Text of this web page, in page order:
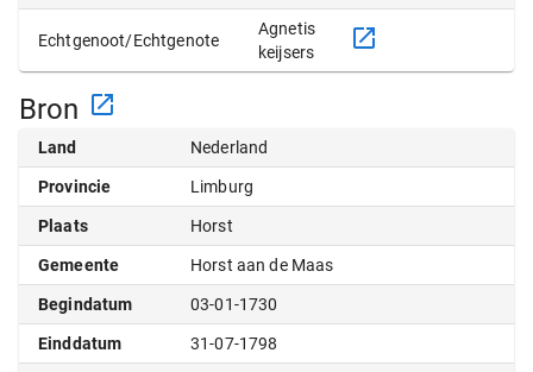
Echtgenoot/Echtgenote
Agnetis
keijsers
Bron
Land Nederland
Provincie Limburg
Plaats Horst
Gemeente Horst aan de Maas
Begindatum 03-01-1730
Einddatum 31-07-1798